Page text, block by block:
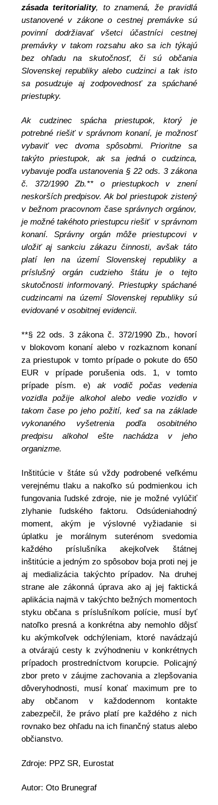
zásada teritoriality, to znamená, že pravidlá
ustanovené v zákone o cestnej premávke sú
povinní dodržiavať všetci účastníci cestnej
premávky v takom rozsahu ako sa ich týkajú
bez ohľadu na skutočnosť, či sú občania
Slovenskej republiky alebo cudzinci a tak isto
sa posudzuje aj zodpovednosť za spáchané
priestupky.
Ak cudzinec spácha priestupok, ktorý je
potrebné riešiť v správnom konaní, je možnosť
vybaviť vec dvoma spôsobmi. Prioritne sa
takýto priestupok, ak sa jedná o cudzinca,
vybavuje podľa ustanovenia § 22 ods. 3 zákona
č. 372/1990 Zb.** o priestupkoch v znení
neskorších predpisov. Ak bol priestupok zistený
v bežnom pracovnom čase správnych orgánov,
je možné takéhoto priestupcu riešiť v správnom
konaní. Správny orgán môže priestupcovi v
uložiť aj sankciu zákazu činnosti, avšak táto
platí len na území Slovenskej republiky a
príslušný orgán cudzieho štátu je o tejto
skutočnosti informovaný. Priestupky spáchané
cudzincami na území Slovenskej republiky sú
evidované v osobitnej evidencii.
**§ 22 ods. 3 zákona č. 372/1990 Zb., hovorí
v blokovom konaní alebo v rozkaznom konaní
za priestupok v tomto prípade o pokute do 650
EUR v prípade porušenia ods. 1, v tomto
prípade písm. e) ak vodič počas vedenia
vozidla požije alkohol alebo vedie vozidlo v
takom čase po jeho požití, keď sa na základe
vykonaného vyšetrenia podľa osobitného
predpisu alkohol ešte nachádza v jeho
organizme.
Inštitúcie v štáte sú vždy podrobené veľkému
verejnému tlaku a nakoľko sú podmienkou ich
fungovania ľudské zdroje, nie je možné vylúčiť
zlyhanie ľudského faktoru. Odsúdeniahodný
moment, akým je výslovné vyžiadanie si
úplatku je morálnym suterénom svedomia
každého príslušníka akejkoľvek štátnej
inštitúcie a jedným zo spôsobov boja proti nej je
aj medializácia takýchto prípadov. Na druhej
strane ale zákonná úprava ako aj jej faktická
aplikácia najmä v takýchto bežných momentoch
styku občana s príslušníkom polície, musí byť
natoľko presná a konkrétna aby nemohlo dôjsť
ku akýmkoľvek odchýleniam, ktoré navádzajú
a otvárajú cesty k zvýhodneniu v konkrétnych
prípadoch prostredníctvom korupcie. Policajný
zbor preto v záujme zachovania a zlepšovania
dôveryhodnosti, musí konať maximum pre to
aby občanom v každodennom kontakte
zabezpečil, že právo platí pre každého z nich
rovnako bez ohľadu na ich finančný status alebo
občianstvo.
Zdroje: PPZ SR, Eurostat
Autor: Oto Brunegraf